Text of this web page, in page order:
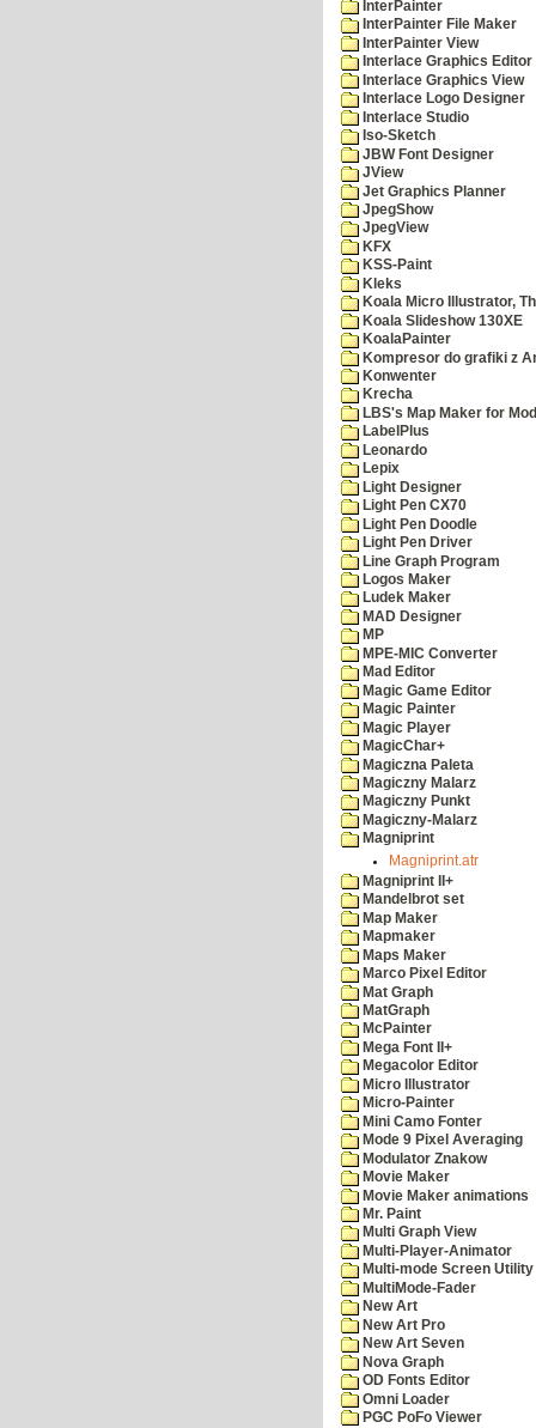
InterPainter
InterPainter File Maker
InterPainter View
Interlace Graphics Editor
Interlace Graphics View
Interlace Logo Designer
Interlace Studio
Iso-Sketch
JBW Font Designer
JView
Jet Graphics Planner
JpegShow
JpegView
KFX
KSS-Paint
Kleks
Koala Micro Illustrator,
Koala Slideshow 130XE
KoalaPainter
Kompresor do grafiki z
Konwenter
Krecha
LBS's Map Maker for
LabelPlus
Leonardo
Lepix
Light Designer
Light Pen CX70
Light Pen Doodle
Light Pen Driver
Line Graph Program
Logos Maker
Ludek Maker
MAD Designer
MP
MPE-MIC Converter
Mad Editor
Magic Game Editor
Magic Painter
Magic Player
MagicChar+
Magiczna Paleta
Magiczny Malarz
Magiczny Punkt
Magiczny-Malarz
Magniprint
Magniprint.atr
Magniprint II+
Mandelbrot set
Map Maker
Mapmaker
Maps Maker
Marco Pixel Editor
Mat Graph
MatGraph
McPainter
Mega Font II+
Megacolor Editor
Micro Illustrator
Micro-Painter
Mini Camo Fonter
Mode 9 Pixel Averaging
Modulator Znakow
Movie Maker
Movie Maker animations
Mr. Paint
Multi Graph View
Multi-Player-Animator
Multi-mode Screen Utility
MultiMode-Fader
New Art
New Art Pro
New Art Seven
Nova Graph
OD Fonts Editor
Omni Loader
PGC PoFo Viewer